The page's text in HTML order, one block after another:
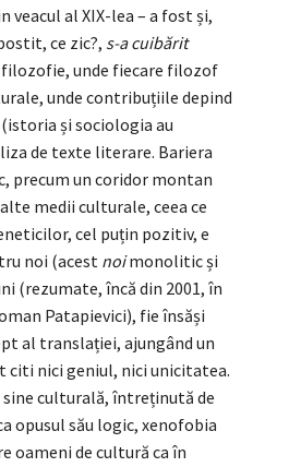
al XIX-lea – a fost și,
ce zic?, s-a cuibărit
unde fiecare filozof
unde contribuțiile depind
și sociologia au
de texte literare. Bariera
precum un coridor montan
medii culturale, ceea ce
cel puțin pozitiv, e
noi (acest noimonolitic și
(rezumate, încă din 2001, în
Patapievici), fie însăși
al translației, ajungând un
citi nici geniul, nici unicitatea.
sine culturală, întreținută de
opusul său logic, xenofobia
oameni de cultură ca în